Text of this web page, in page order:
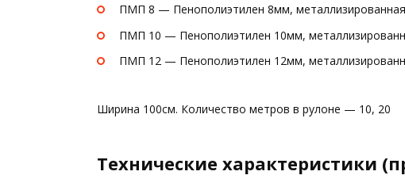
ПМП 8 — Пенополиэтилен 8мм,
ПМП 10 — Пенополиэтилен 10мм,
ПМП 12 — Пенополиэтилен 12мм,
Ширина 100см. Количество метров в рулоне — 10, 20
Технические характеристики